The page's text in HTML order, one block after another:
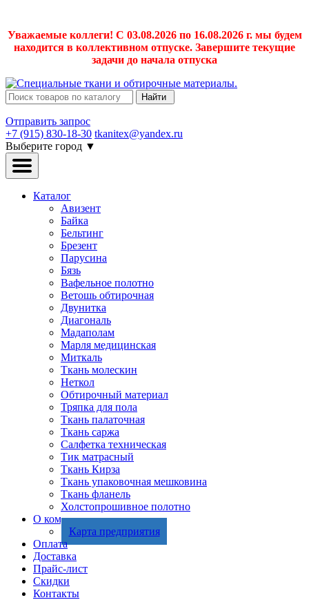
Уважаемые коллеги! С 03.08.2026 по 16.08.2026 г. мы будем
находится в коллективном отпуске. Завершите текущие
задачи до начала отпуска
Найти
Отправить запрос
+7 (915) 830-18-30 tkanitex@yandex.ru
Выберите город ▼
Каталог
Авизент
Байка
Бельтинг
Брезент
Парусина
Бязь
Вафельное полотно
Ветошь обтирочная
Двунитка
Диагональ
Мадаполам
Марля медицинская
Миткаль
Ткань молескин
Неткол
Обтирочный материал
Тряпка для пола
Ткань палаточная
Ткань саржа
Салфетка техническая
Тик матрасный
Ткань Кирза
Ткань упаковочная мешковина
Ткань фланель
Холстопрошивное полотно
О компании
Карта предприятия
Оплата
Доставка
Прайс-лист
Скидки
Контакты